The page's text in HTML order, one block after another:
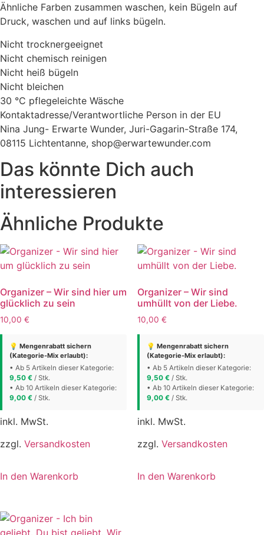
Ähnliche Farben zusammen waschen, kein Bügeln auf
Druck, waschen und auf links bügeln.
Nicht trocknergeeignet
Nicht chemisch reinigen
Nicht heiß bügeln
Nicht bleichen
30 °C pflegeleichte Wäsche
Kontaktadresse/Verantwortliche Person in der EU
Nina Jung- Erwarte Wunder, Juri-Gagarin-Straße 174,
08115 Lichtentanne, shop@erwartewunder.com
Das könnte Dich auch
interessieren
Ähnliche Produkte
Organizer – Wir sind hier um
glücklich zu sein
10,00 €
💡 Mengenrabatt sichern
(Kategorie-Mix erlaubt):
• Ab 5 Artikeln dieser Kategorie:
9,50 € / Stk.
• Ab 10 Artikeln dieser Kategorie:
9,00 € / Stk.
inkl. MwSt.
zzgl. Versandkosten
In den Warenkorb
Organizer – Wir sind
umhüllt von der Liebe.
10,00 €
💡 Mengenrabatt sichern
(Kategorie-Mix erlaubt):
• Ab 5 Artikeln dieser Kategorie:
9,50 €/ Stk.
• Ab 10 Artikeln dieser Kategorie:
9,00 €/ Stk.
inkl. MwSt.
zzgl. Versandkosten
In den Warenkorb